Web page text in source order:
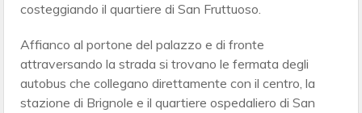
costeggiando il quartiere di San Fruttuoso.
Affianco al portone del palazzo e di fronte
attraversando la strada si trovano le fermata degli
autobus che collegano direttamente con il centro, la
stazione di Brignole e il quartiere ospedaliero di San